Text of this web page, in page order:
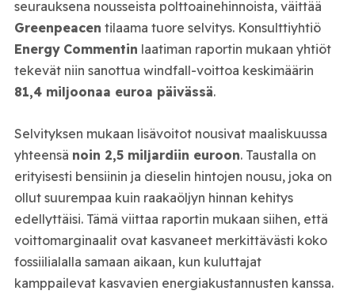
seurauksena nousseista polttoainehinnoista, väittää
Greenpeacen tilaama tuore selvitys. Konsulttiyhtiö
Energy Commentin laatiman raportin mukaan yhtiöt
tekevät niin sanottua windfall-voittoa keskimäärin
81,4 miljoonaa euroa päivässä.
Selvityksen mukaan lisävoitot nousivat maaliskuussa
yhteensä noin 2,5 miljardiin euroon. Taustalla on
erityisesti bensiinin ja dieselin hintojen nousu, joka on
ollut suurempaa kuin raakaöljyn hinnan kehitys
edellyttäisi. Tämä viittaa raportin mukaan siihen, että
voittomarginaalit ovat kasvaneet merkittävästi koko
fossiilialalla samaan aikaan, kun kuluttajat
kamppailevat kasvavien energiakustannusten kanssa.